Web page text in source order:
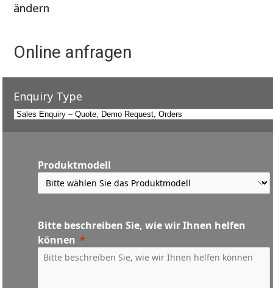
ändern
Online anfragen
Enquiry Type
Produktmodell
Bitte beschreiben Sie, wie wir Ihnen helfen
können